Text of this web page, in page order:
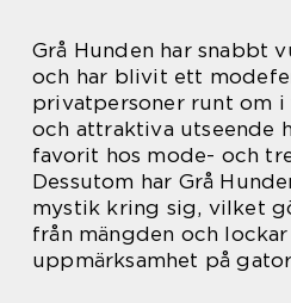
Grå Hunden har snabbt
och har blivit ett
privatpersoner runt om i
och attraktiva utseende
favorit hos mode- och
Dessutom har Grå
mystik kring sig, vilket
från mängden och
uppmärksamhet på